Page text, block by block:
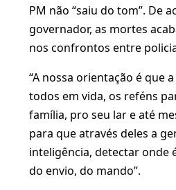
PM não “saiu do tom”. De
governador, as mortes
nos confrontos entre
“A nossa orientação é que
todos em vida, os reféns
família, pro seu lar e até
para que através deles a
inteligência, detectar onde
do envio, do mando”.